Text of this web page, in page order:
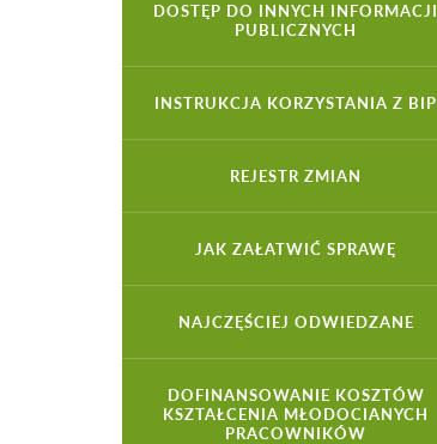
DOSTĘP DO INNYCH INFORMACJI
PUBLICZNYCH
INSTRUKCJA KORZYSTANIA Z BIP
REJESTR ZMIAN
JAK ZAŁATWIĆ SPRAWĘ
NAJCZĘŚCIEJ ODWIEDZANE
DOFINANSOWANIE KOSZTÓW
KSZTAŁCENIA MŁODOCIANYCH
PRACOWNIKÓW